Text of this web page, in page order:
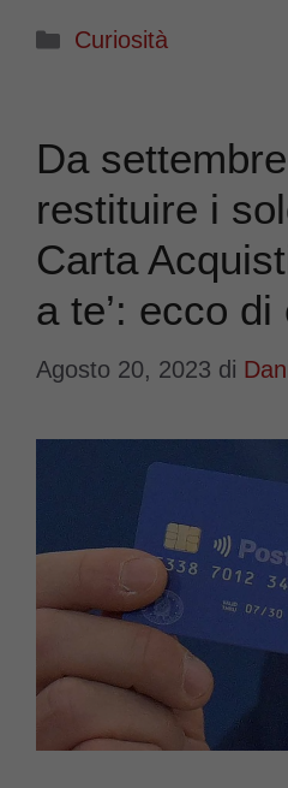
Categorie
Curiosità
Da
restituire i
Carta
a te’: ecco
Agosto 20, 2023 di